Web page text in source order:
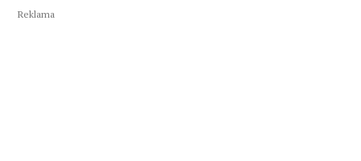
Reklama